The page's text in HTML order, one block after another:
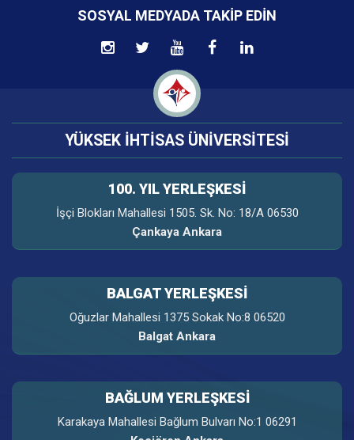
SOSYAL MEDYADA TAKIP EDIN
YÜKSEK İHTİSAS ÜNİVERSİTESİ
100. YIL YERLEŞKESI
İşçi Blokları Mahallesi 1505. Sk. No: 18/A 06530
Çankaya Ankara
BALGAT YERLEŞKESİ
Oğuzlar Mahallesi 1375 Sokak No:8 06520
Balgat Ankara
BAĞLUM YERLEŞKESİ
Karakaya Mahallesi Bağlum Bulvarı No:1 06291